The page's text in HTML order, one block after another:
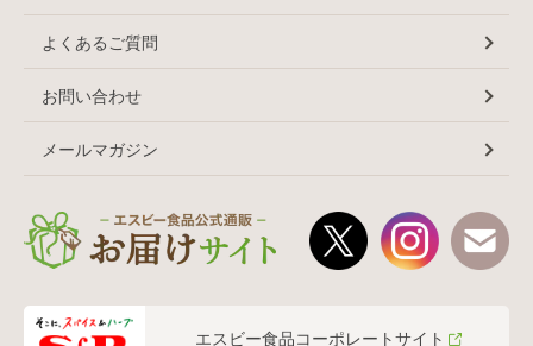
よくあるご質問
お問い合わせ
メールマガジン
エスビー食品コーポレートサイト